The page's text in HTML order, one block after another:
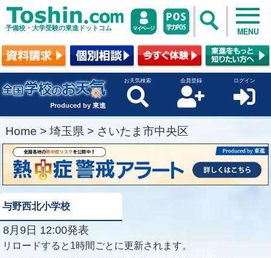
予備校・大学受験の東進ドットコム MENU
Produced by 東進
お天気検索 会員登録 ログイン
Home > 埼玉県 > さいたま市中央区
与野西北小学校
8月9日 12:00発表
リロードすると1時間ごとに更新されます。